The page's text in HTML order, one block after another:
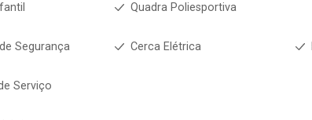
Quadra Poliesportiva
Segurança
Cerca Elétrica
Serviço